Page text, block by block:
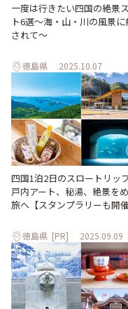
一度は行きたい四国の絶景
ト6選〜海・山・川の風景に
されて〜
徳島県 2025.10.07
四国1泊2日のスロートリッ
戸内アート、秘湯、絶景を
旅へ【スタンプラリーも開催
徳島県 [PR] 2025.09.09